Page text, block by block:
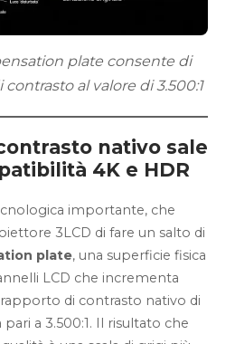
plate consente di
al valore di 3.500:1
nativo sale
4K e HDR
importante, che
3LCD di fare un salto di
plate, una superficie fisica
LCD che incrementa
di contrasto nativo di
a 3.500:1. Il risultato che